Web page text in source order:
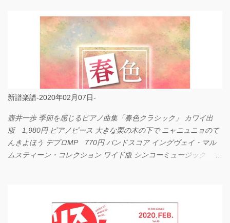
新譜楽譜-2020年02月07日-
壺井一歩 季節を感じるピアノ曲集「春色クラシック」 カワイ出
版 1,980円 ピアノピース 大きな栗の木の下で ニャニュニョのて
んきよほう デプロMP 770円 バンドスコア イングヴェイ・マル
ムスティーン・コレクション ワイド版 シンコーミュージック